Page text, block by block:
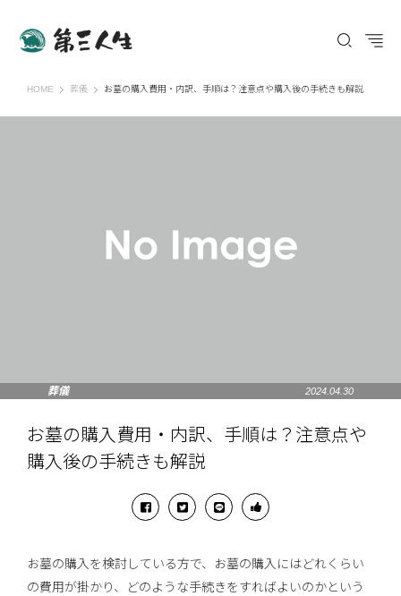
HOME 第三人生 〜寄り道の歩き方〜
葬儀 お墓の購入費用・内訳、手順は？注意点や購入後の手続きも解説
葬儀 2024.04.30
お墓の購入費用・内訳、手順は？注意点や
購入後の手続きも解説
お墓の購入を検討している方で、お墓の購入にはどれくらい
の費用が掛かり、どのような手続きをすればよいのかという